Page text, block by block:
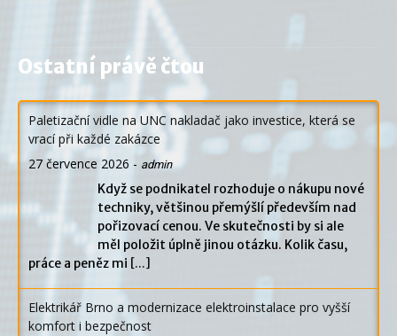
Ostatní právě čtou
Paletizační vidle na UNC nakladač jako investice, která se
vrací při každé zakázce
27 července 2026 - admin
Když se podnikatel rozhoduje o nákupu nové
techniky, většinou přemýšlí především nad
pořizovací cenou. Ve skutečnosti by si ale
měl položit úplně jinou otázku. Kolik času,
práce a peněz mi [...]
Elektrikář Brno a modernizace elektroinstalace pro vyšší
komfort i bezpečnost